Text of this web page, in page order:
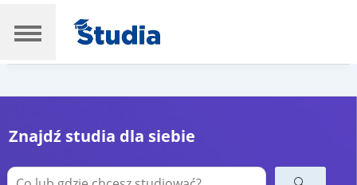
Znajdź studia dla siebie